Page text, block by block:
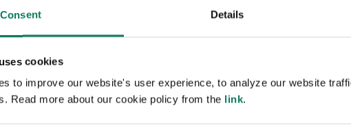
Consent Details
cookies
to improve our website's user experience, to analyze our website
Read more about our cookie policy from the link.
torno a los materiales de construcción no se encuentran
, existen normativas en desarrollo dentro del sector
del carbono, como el Mecanismo de Ajuste